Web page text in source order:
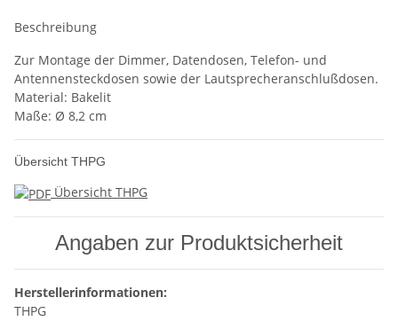
Beschreibung
Zur Montage der Dimmer, Datendosen, Telefon- und
Antennensteckdosen sowie der Lautsprecheranschlußdosen.
Material: Bakelit
Maße: Ø 8,2 cm
Übersicht THPG
Übersicht THPG
Angaben zur Produktsicherheit
Herstellerinformationen:
THPG